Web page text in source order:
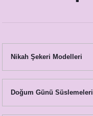
23,00 TL
Nikah Şekeri Modelleri
Doğum Günü Süslemeleri